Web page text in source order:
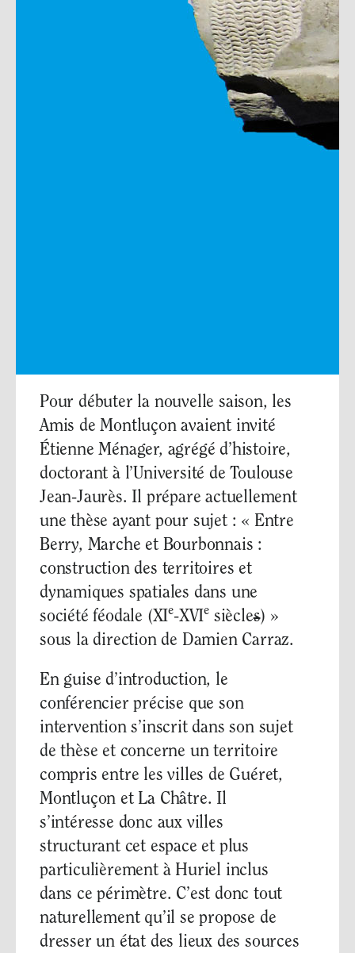
Pour débuter la nouvelle saison, les
Amis de Montluçon avaient invité
Étienne Ménager, agrégé d’histoire,
doctorant à l’Université de Toulouse
Jean-Jaurès. Il prépare actuellement
une thèse ayant pour sujet : « Entre
Berry, Marche et Bourbonnais :
construction des territoires et
dynamiques spatiales dans une
société féodale (XIe-XVIe siècles) »
sous la direction de Damien Carraz.
En guise d’introduction, le
conférencier précise que son
intervention s’inscrit dans son sujet
de thèse et concerne un territoire
compris entre les villes de Guéret,
Montluçon et La Châtre. Il
s’intéresse donc aux villes
structurant cet espace et plus
particulièrement à Huriel inclus
dans ce périmètre. C’est donc tout
naturellement qu’il se propose de
dresser un état des lieux des sources